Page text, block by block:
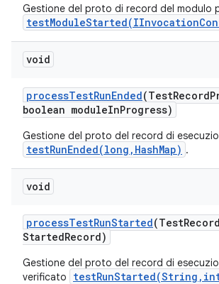
Gestione del proto di record del modulo
void
processTestRunEnded(TestRecord
boolean moduleInProgress)
Gestione del proto del record di
testRunEnded(long,HashMap) .
void
processTestRunStarted(TestRecord
StartedRecord)
Gestione del proto del record di
verificato